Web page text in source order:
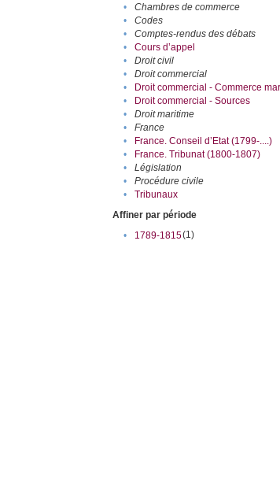
•
Chambres de commerce
•
Codes
•
Comptes-rendus des débats
•
Cours d’appel
•
Droit civil
•
Droit commercial
•
Droit commercial - Commerce
•
Droit commercial - Sources
•
Droit maritime
•
France
•
France. Conseil d’Etat (1799-....)
•
France. Tribunat (1800-1807)
•
Législation
•
Procédure civile
•
Tribunaux
Affiner par période
•
1789-1815(1)